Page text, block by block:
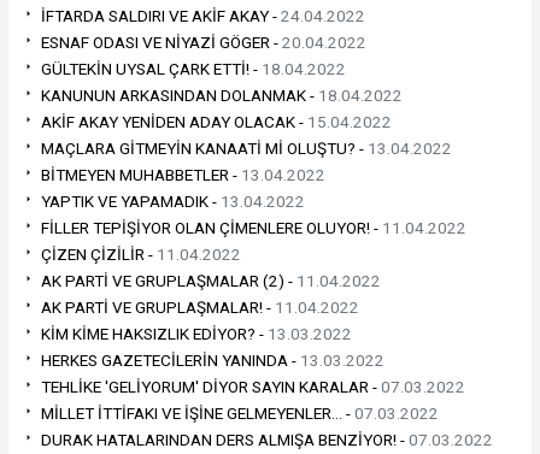
İFTARDA SALDIRI VE AKİF AKAY -24.04.2022
ESNAF ODASI VE NİYAZİ GÖGER -20.04.2022
GÜLTEKİN UYSAL ÇARK ETTİ! - 18.04.2022
KANUNUN ARKASINDAN DOLANMAK - 18.04.2022
AKİF AKAY YENİDEN ADAY OLACAK - 15.04.2022
MAÇLARA GİTMEYİN KANAATİ Mİ OLUŞTU? - 13.04.2022
BİTMEYEN MUHABBETLER - 13.04.2022
YAPTIK VE YAPAMADIK - 13.04.2022
FİLLER TEPİŞİYOR OLAN ÇİMENLERE OLUYOR! - 11.04.2022
ÇİZEN ÇİZİLİR - 11.04.2022
AK PARTİ VE GRUPLAŞMALAR (2) - 11.04.2022
AK PARTİ VE GRUPLAŞMALAR! - 11.04.2022
KİM KİME HAKSIZLIK EDİYOR? - 13.03.2022
HERKES GAZETECİLERİN YANINDA - 13.03.2022
TEHLİKE 'GELİYORUM' DİYOR SAYIN KARALAR -07.03.2022
MİLLET İTTİFAKI VE İŞİNE GELMEYENLER… -07.03.2022
DURAK HATALARINDAN DERS ALMIŞA BENZİYOR! -07.03.2022